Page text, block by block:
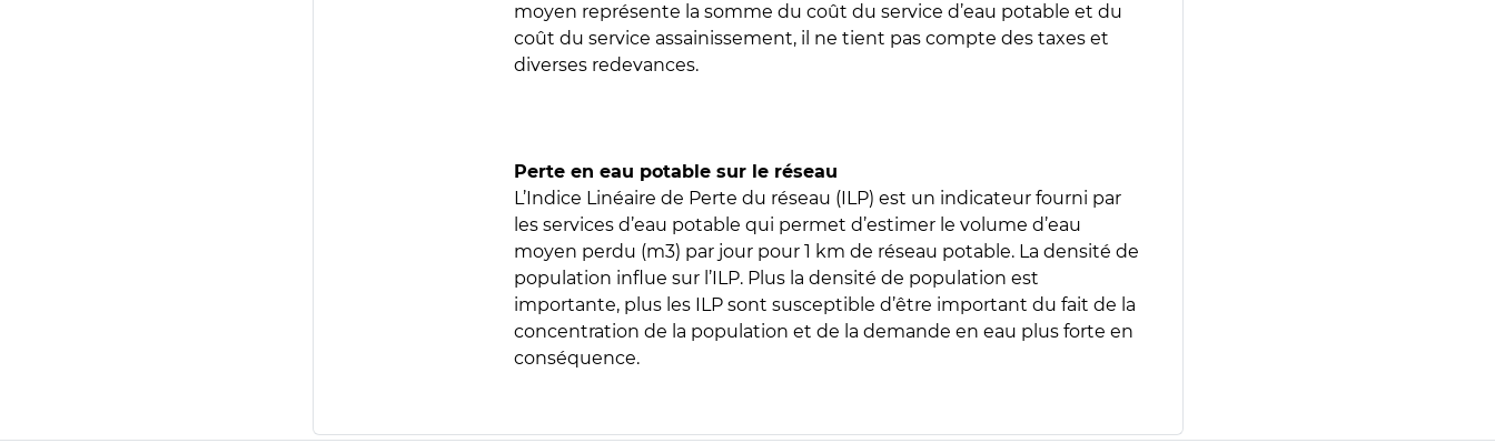
moyen représente la somme du coût du service d’eau potable et du
coût du service assainissement, il ne tient pas compte des taxes et
diverses redevances.
Perte en eau potable sur le réseau
L’Indice Linéaire de Perte du réseau (ILP) est un indicateur fourni par
les services d’eau potable qui permet d’estimer le volume d’eau
moyen perdu (m3) par jour pour 1 km de réseau potable. La densité de
population influe sur l’ILP. Plus la densité de population est
importante, plus les ILP sont susceptible d’être important du fait de la
concentration de la population et de la demande en eau plus forte en
conséquence.